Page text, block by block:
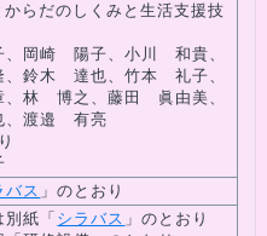
らだのしくみと生活支援技
岡崎 陽子、小川 和貴、
鈴木 達也、竹本 礼子、
林 博之、藤田 眞由美、
、渡邉 有亮
バス 」のとおり
紙「 シラバス 」のとおり